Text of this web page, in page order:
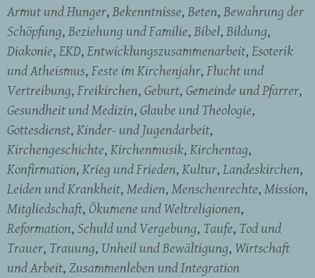
Armut und Hunger Bekenntnisse Beten Bewahrung der
Schöpfung Beziehung und Familie Bibel Bildung
Diakonie EKD Entwicklungszusammenarbeit Esoterik
und Atheismus Feste im Kirchenjahr Flucht und
Vertreibung Freikirchen Geburt Gemeinde und Pfarrer
Gesundheit und Medizin Glaube und Theologie
Gottesdienst Kinder- und Jugendarbeit
Kirchengeschichte Kirchenmusik Kirchentag
Konfirmation Krieg und Frieden Kultur Landeskirchen
Leiden und Krankheit Medien Menschenrechte Mission
Mitgliedschaft Ökumene und Weltreligionen
Reformation Schuld und Vergebung Taufe Tod und
Trauer Trauung Unheil und Bewältigung Wirtschaft
und Arbeit Zusammenleben und Integration